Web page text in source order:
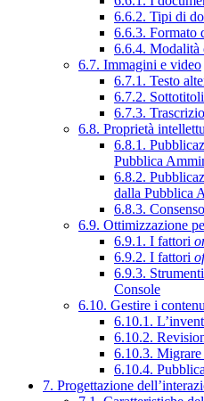
6.6.2. Tipi di
6.6.3. Formato
6.6.4. Modalità
6.7. Immagini e video
6.7.1. Testo
6.7.2.
6.7.3.
6.8. Proprietà
6.8.1.
Pubblica
6.8.2.
dalla Pubblica
6.8.3.
6.9. Ottimizzazione
6.9.1. I fattori
6.9.2. I fattori
6.9.3.
Console
6.10. Gestire i
6.10.1.
6.10.2.
6.10.3.
6.10.4.
7. Progettazione